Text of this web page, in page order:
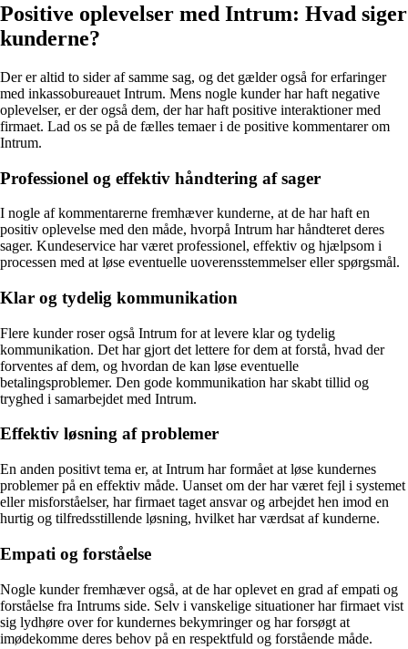
Positive oplevelser med Intrum: Hvad siger
kunderne?
Der er altid to sider af samme sag, og det gælder også for erfaringer
med inkassobureauet Intrum. Mens nogle kunder har haft negative
oplevelser, er der også dem, der har haft positive interaktioner med
firmaet. Lad os se på de fælles temaer i de positive kommentarer om
Intrum.
Professionel og effektiv håndtering af sager
I nogle af kommentarerne fremhæver kunderne, at de har haft en
positiv oplevelse med den måde, hvorpå Intrum har håndteret deres
sager. Kundeservice har været professionel, effektiv og hjælpsom i
processen med at løse eventuelle uoverensstemmelser eller spørgsmål.
Klar og tydelig kommunikation
Flere kunder roser også Intrum for at levere klar og tydelig
kommunikation. Det har gjort det lettere for dem at forstå, hvad der
forventes af dem, og hvordan de kan løse eventuelle
betalingsproblemer. Den gode kommunikation har skabt tillid og
tryghed i samarbejdet med Intrum.
Effektiv løsning af problemer
En anden positivt tema er, at Intrum har formået at løse kundernes
problemer på en effektiv måde. Uanset om der har været fejl i systemet
eller misforståelser, har firmaet taget ansvar og arbejdet hen imod en
hurtig og tilfredsstillende løsning, hvilket har værdsat af kunderne.
Empati og forståelse
Nogle kunder fremhæver også, at de har oplevet en grad af empati og
forståelse fra Intrums side. Selv i vanskelige situationer har firmaet vist
sig lydhøre over for kundernes bekymringer og har forsøgt at
imødekomme deres behov på en respektfuld og forstående måde.